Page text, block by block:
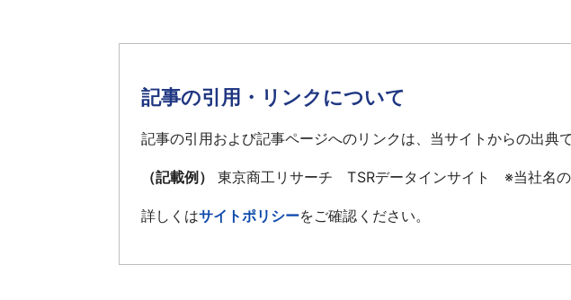
記事の引用・リンクについて
記事の引用および記事ページへのリンクは、当サイトからの出典
（記載例） 東京商工リサーチ TSRデータインサイト ※当社名の
詳しくはサイトポリシーをご確認ください。